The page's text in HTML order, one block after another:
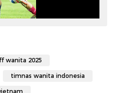
wanita 2025
timnas wanita indonesia